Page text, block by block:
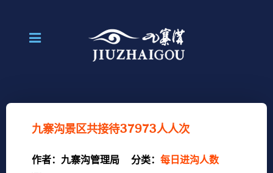
九寨沟景区共接待37973人人次
作者： 九寨沟管理局 分类： 每日进沟人数